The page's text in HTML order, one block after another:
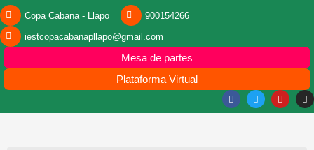
Copa Cabana - Llapo
900154266
iestcopacabanapllapo@gmail.com
Mesa de partes
Plataforma Virtual